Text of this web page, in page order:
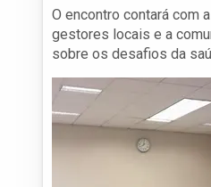
O encontro contará com
gestores locais e a
sobre os desafios da